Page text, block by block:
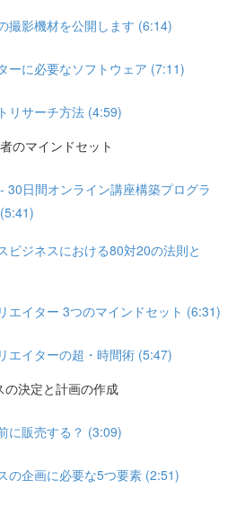
撮影機材を公開します (6:14)
ーに必要なソフトウェア (7:11)
リサーチ方法 (4:59)
のマインドセット
30日間オンライン講座構築プログラ
ビジネスにおける80対20の法則と
エイター 3つのマインドセット (6:31)
エイターの超・時間術 (5:47)
決定と計画の作成
に販売する？ (3:09)
の企画に必要な5つ要素 (2:51)